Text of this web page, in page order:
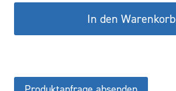
VBPE1/4-
Menge
In den Warenkorb